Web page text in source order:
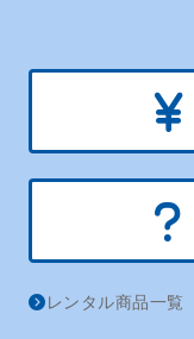
レンタル商品一覧